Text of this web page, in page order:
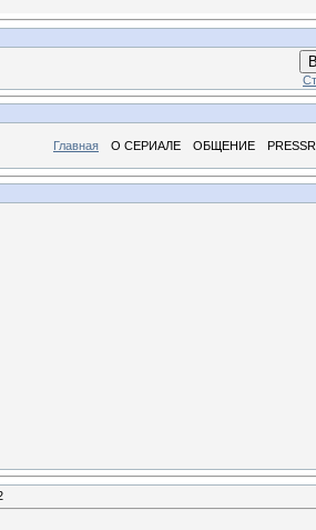
Главная О СЕРИАЛЕ ОБЩЕНИЕ